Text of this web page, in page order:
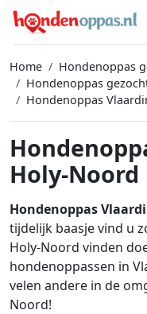
Home
Hondenoppas
Hondenoppas
Hondenoppas
Holy-Noord
Hondenoppas
tijdelijk baasje vind u
Holy-Noord vinden
hondenoppassen in
velen andere in de
Noord!